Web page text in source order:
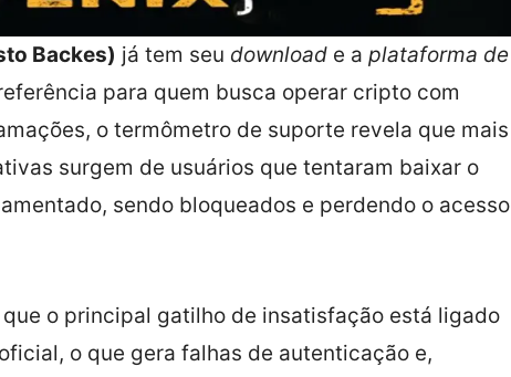
Backes) já tem seu downloade a plataforma de
para quem busca operar cripto com
o termômetro de suporte revela que mais
surgem de usuários que tentaram baixar o
sendo bloqueados e perdendo o acesso
o principal gatilho de insatisfação está ligado
o que gera falhas de autenticação e,